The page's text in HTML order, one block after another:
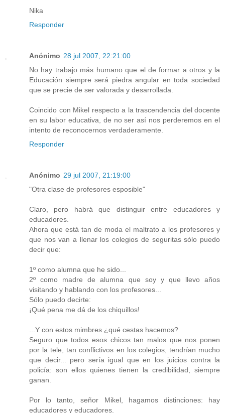
Nika
Responder
Anónimo 28 jul 2007, 22:21:00
No hay trabajo más humano que el de formar a otros y la
Educación siempre será piedra angular en toda sociedad
que se precie de ser valorada y desarrollada.
Coincido con Mikel respecto a la trascendencia del docente
en su labor educativa, de no ser así nos perderemos en el
intento de reconocernos verdaderamente.
Responder
Anónimo 29 jul 2007, 21:19:00
"Otra clase de profesores esposible"
Claro, pero habrá que distinguir entre educadores y
educadores.
Ahora que está tan de moda el maltrato a los profesores y
que nos van a llenar los colegios de seguritas sólo puedo
decir que:
1º como alumna que he sido...
2º como madre de alumna que soy y que llevo años
visitando y hablando con los profesores...
Sólo puedo decirte:
¡Qué pena me dá de los chiquillos!
...Y con estos mimbres ¿qué cestas hacemos?
Seguro que todos esos chicos tan malos que nos ponen
por la tele, tan conflictivos en los colegios, tendrían mucho
que decir... pero sería igual que en los juicios contra la
policía: son ellos quienes tienen la credibilidad, siempre
ganan.
Por lo tanto, señor Mikel, hagamos distinciones: hay
educadores y educadores.